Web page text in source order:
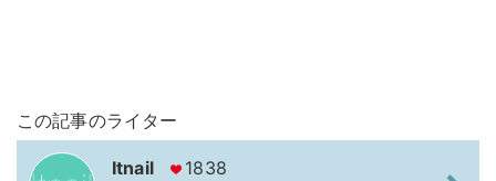
この記事のライター
Itnail 1838